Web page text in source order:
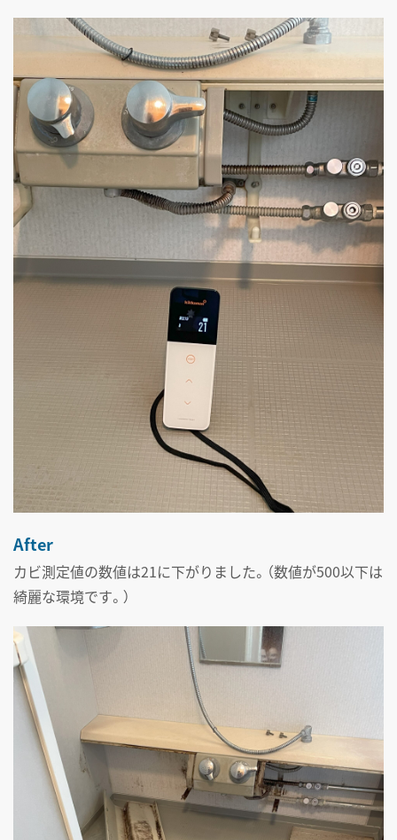
After
カビ測定値の数値は21に下がりました。（数値が500以下は
綺麗な環境です。）